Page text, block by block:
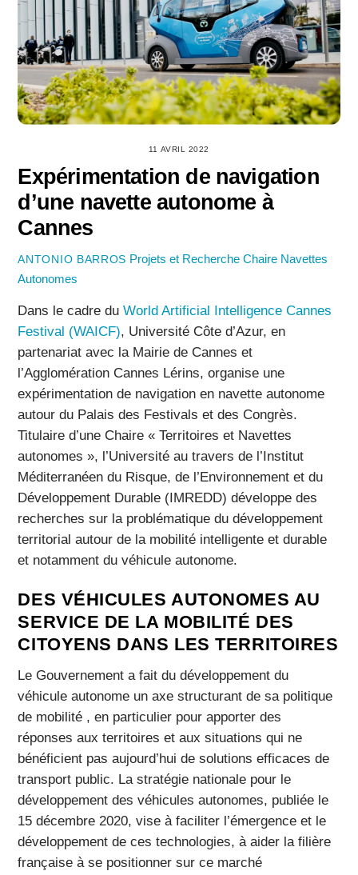
11 AVRIL 2022
Expérimentation de navigation
d’une navette autonome à
Cannes
ANTONIO BARROS Projets et Recherche Chaire Navettes
Autonomes
Dans le cadre duWorld Artificial Intelligence Cannes
Festival (WAICF), Université Côte d’Azur, en
partenariat avec la Mairie de Cannes et
l’Agglomération Cannes Lérins, organise une
expérimentation de navigation en navette autonome
autour du Palais des Festivals et des Congrès.
Titulaire d’une Chaire « Territoires et Navettes
autonomes », l’Université au travers de l’Institut
Méditerranéen du Risque, de l’Environnement et du
Développement Durable (IMREDD) développe des
recherches sur la problématique du développement
territorial autour de la mobilité intelligente et durable
et notamment du véhicule autonome.
DES VÉHICULES AUTONOMES AU
SERVICE DE LA MOBILITÉ DES
CITOYENS DANS LES TERRITOIRES
Le Gouvernement a fait du développement du
véhicule autonome un axe structurant de sa politique
de mobilité , en particulier pour apporter des
réponses aux territoires et aux situations qui ne
bénéficient pas aujourd’hui de solutions efficaces de
transport public. La stratégie nationale pour le
développement des véhicules autonomes, publiée le
15 décembre 2020, vise à faciliter l’émergence et le
développement de ces technologies, à aider la filière
française à se positionner sur ce marché